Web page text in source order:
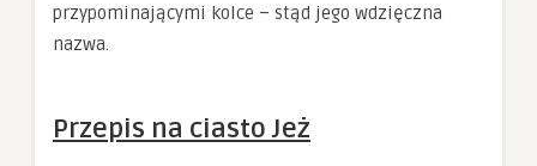
przypominającymi kolce – stąd jego wdzięczna
nazwa.
Przepis na ciasto Jeż